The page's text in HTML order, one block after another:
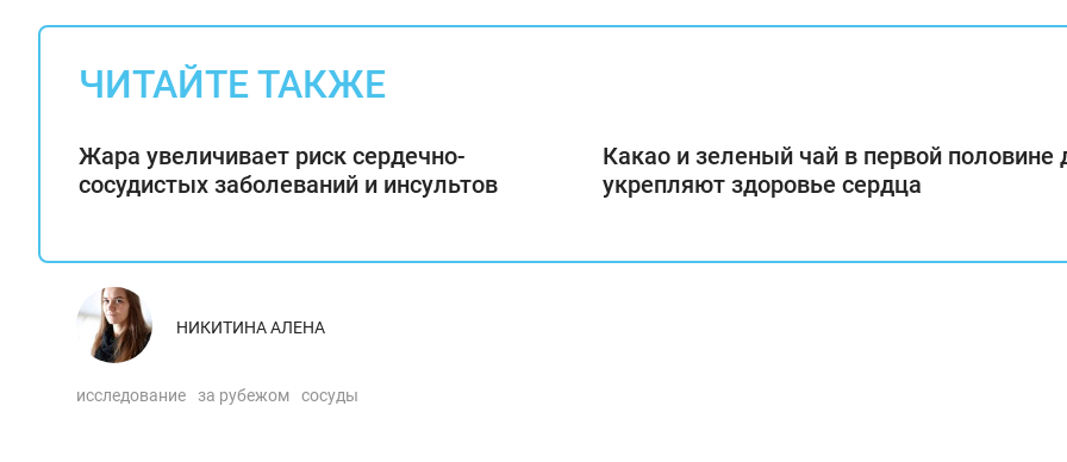
ЧИТАЙТЕ ТАКЖЕ
Жара увеличивает риск сердечно-
сосудистых заболеваний и инсультов
Какао и зеленый чай в первой половине
укрепляют здоровье сердца
НИКИТИНА АЛЕНА
исследование за рубежом сосуды